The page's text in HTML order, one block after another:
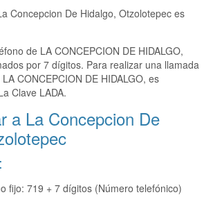
Concepcion De Hidalgo, Otzolotepec es
de LA CONCEPCION DE HIDALGO,
por 7 dígitos. Para realizar una llamada
CONCEPCION DE HIDALGO, es
Clave LADA.
a La Concepcion De
fijo: 719 + 7 dígitos (Número telefónico)